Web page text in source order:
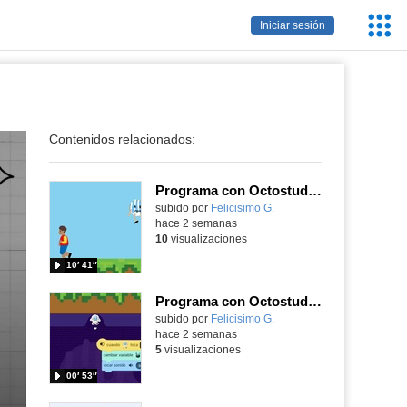
Iniciar sesión
Contenidos relacionados:
Programa con Octostudio, un juego de 4 personajes ganando la copa del mundo saltando y esquivando rivales.
Contenido educativo.
subido por Felicisimo G.
10′ 41″
hace 2 semanas
10visualizaciones
Programa con Octostudio, un juego moviendo la tablet para ganar con España, el mundial 2026
Contenido educativo.
subido por Felicisimo G.
00′ 53″
hace 2 semanas
5visualizaciones